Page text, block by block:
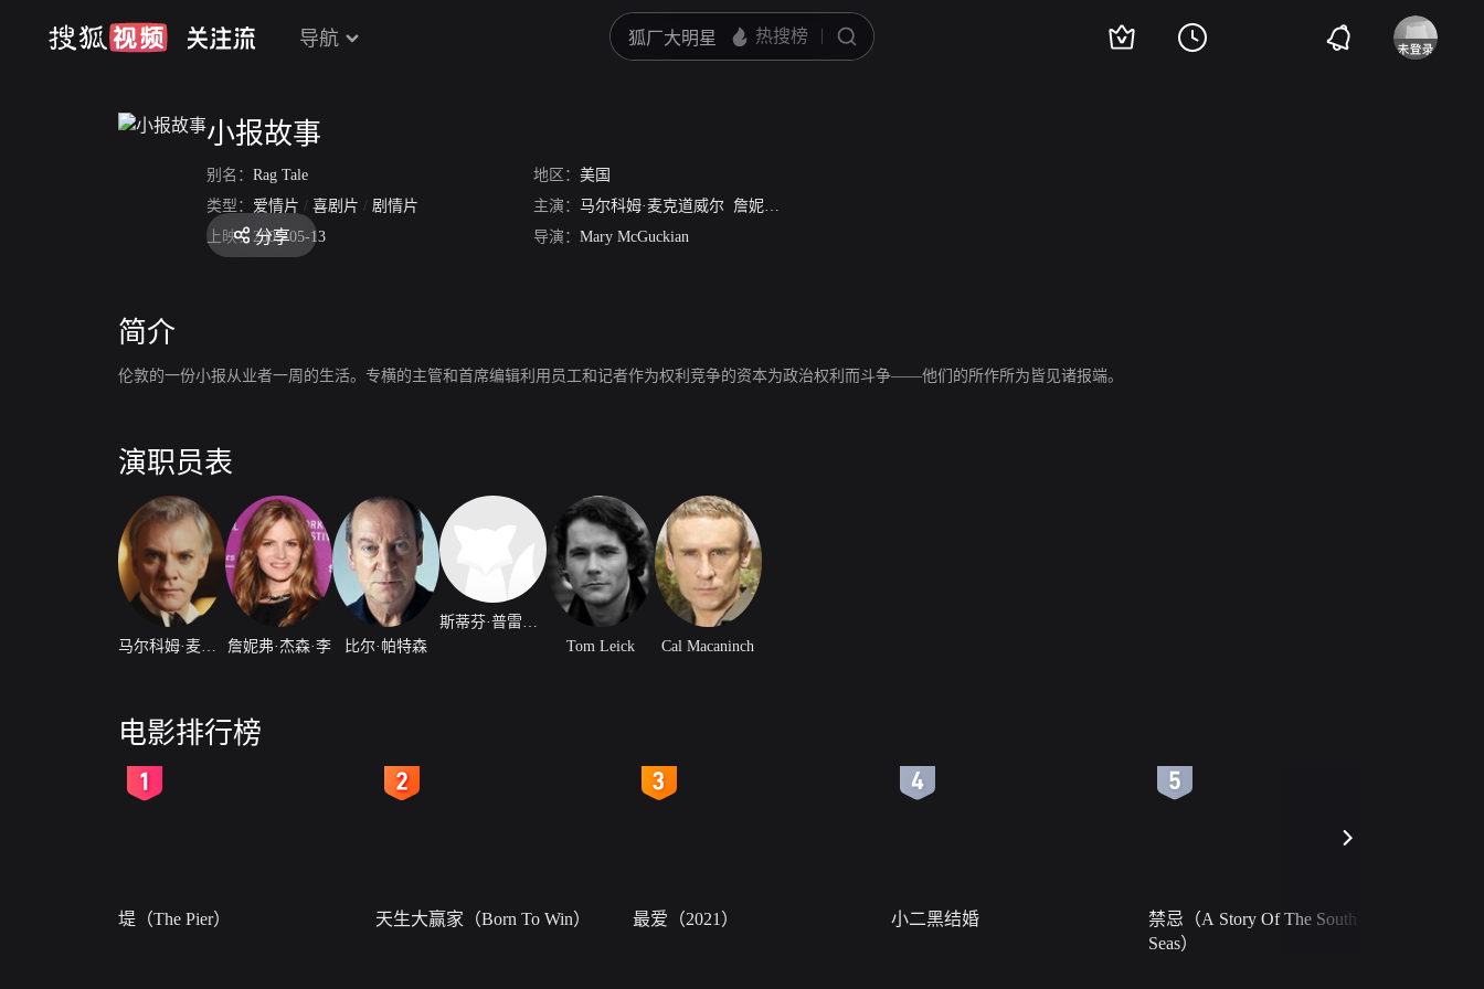
导航
小报故事
别名： Rag Tale 地区： 美国
类型： 爱情片 / 喜剧片 / 剧情片 主演： 马尔科姆·麦克道威尔 詹妮弗·杰森·李
上映： 2005-05-13 导演： Mary McGuckian
分享
简介
伦敦的一份小报从业者一周的生活。专横的主管和首席编辑利用员工和记者作为权利竞争的资本为政治权利而斗争——他们的所作所为皆见诸报端。
演职员表
詹妮弗·杰森·李 比尔·帕特森
斯蒂芬·普雷斯顿
Tom Leick
Cal Macaninch
电影排行榜
堤（The Pier） 天生大赢家（Born To Win） 最爱（2021） 小二黑结婚
禁忌（A Story Of The South
Seas）